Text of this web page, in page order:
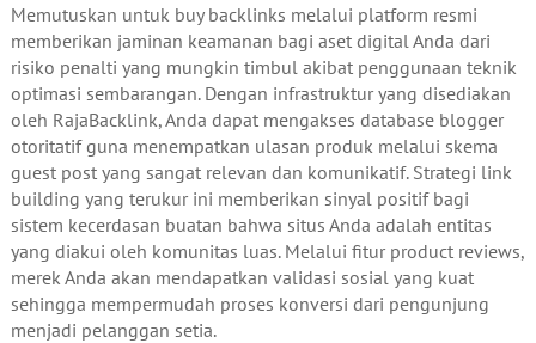
Memutuskan untuk buy backlinks melalui platform resmi
memberikan jaminan keamanan bagi aset digital Anda dari
risiko penalti yang mungkin timbul akibat penggunaan teknik
optimasi sembarangan. Dengan infrastruktur yang disediakan
oleh RajaBacklink, Anda dapat mengakses database blogger
otoritatif guna menempatkan ulasan produk melalui skema
guest post yang sangat relevan dan komunikatif. Strategi link
building yang terukur ini memberikan sinyal positif bagi
sistem kecerdasan buatan bahwa situs Anda adalah entitas
yang diakui oleh komunitas luas. Melalui fitur product reviews,
merek Anda akan mendapatkan validasi sosial yang kuat
sehingga mempermudah proses konversi dari pengunjung
menjadi pelanggan setia.